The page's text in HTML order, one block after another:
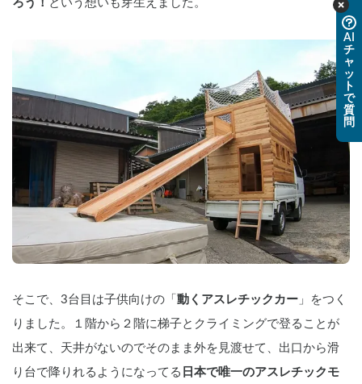
ろう！ という想いも芽生えました。
そこで、3台目は子供向けの「 動くアスレチックカー 」をつく
りました。１階から２階に梯子とクライミングで登ることが
出来て、天井がないのでそのまま外を見渡せて、出口から滑
り台で降りれるようになってる 日本で唯一のアスレチックモ
AI
チ
ャ
ッ
ト
で
質
問